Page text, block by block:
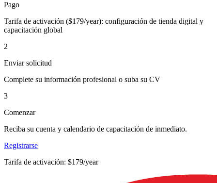
Pago
Tarifa de activación ($179/year): configuración de tienda digital y
capacitación global
2
Enviar solicitud
Complete su información profesional o suba su CV
3
Comenzar
Reciba su cuenta y calendario de capacitación de inmediato.
Registrarse
Tarifa de activación: $179/year